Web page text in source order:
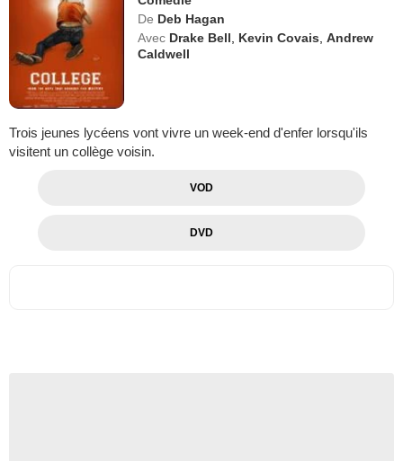
De Deb Hagan
Avec Drake Bell Kevin Covais ,Andrew
Caldwell
Trois jeunes lycéens vont vivre un week-end d'enfer lorsqu'ils
visitent un collège voisin.
VOD
DVD